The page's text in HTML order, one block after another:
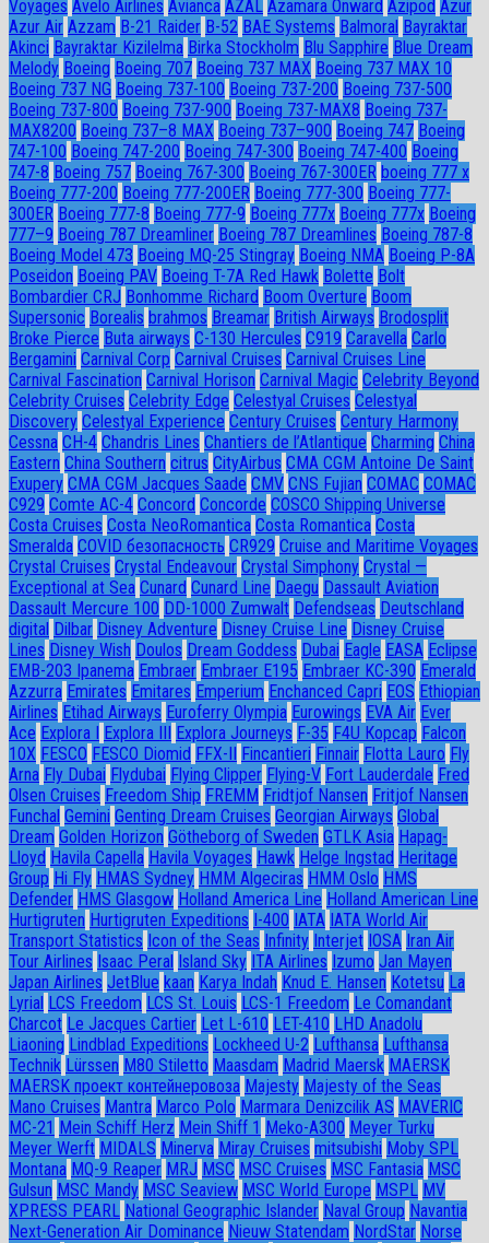
Voyages Avelo Airlines Avianca AZAL Azamara Onward Azipod Azur
Azur Air Azzam B-21 Raider B-52 BAE Systems Balmoral Bayraktar
Akinci Bayraktar Kizilelma Birka Stockholm Blu Sapphire Blue Dream
Melody Boeing Boeing 707 Boeing 737 MAX Boeing 737 MAX 10
Boeing 737 NG Boeing 737-100 Boeing 737-200 Boeing 737-500
Boeing 737-800 Boeing 737-900 Boeing 737-MAX8 Boeing 737-
MAX8200 Boeing 737–8 MAX Boeing 737–900 Boeing 747 Boeing
747-100 Boeing 747-200 Boeing 747-300 Boeing 747-400 Boeing
747-8 Boeing 757 Boeing 767-300 Boeing 767-300ER boeing 777 x
Boeing 777-200 Boeing 777-200ER Boeing 777-300 Boeing 777-
300ER Boeing 777-8 Boeing 777-9 Boeing 777x Boeing 777х Boeing
777–9 Boeing 787 Dreamliner Boeing 787 Dreamlines Boeing 787-8
Boeing Model 473 Boeing MQ-25 Stingray Boeing NMA Boeing P-8A
Poseidon Boeing PAV Boeing T-7A Red Hawk Bolette Bolt
Bombardier CRJ Bonhomme Richard Boom Overture Boom
Supersonic Borealis brahmos Breamar British Airways Brodosplit
Broke Pierce Buta airways C-130 Hercules C919 Caravella Carlo
Bergamini Carnival Corp Carnival Cruises Carnival Cruises Line
Carnival Fascination Carnival Horison Carnival Magic Celebrity Beyond
Celebrity Cruises Celebrity Edge Celestyal Cruises Celestyal
Discovery Celestyal Experience Century Cruises Century Harmony
Cessna CH-4 Chandris Lines Chantiers de l’Atlantique Charming China
Eastern China Southern citrus CityAirbus CMA CGM Antoine De Saint
Exupery CMA CGM Jacques Saade CMV CNS Fujian COMAC COMAC
C929 Comte AC-4 Concord Concorde COSCO Shipping Universe
Costa Cruises Costa NeoRomantica Costa Romantica Costa
Smeralda COVID безопасность CR929 Cruise and Maritime Voyages
Crystal Cruises Crystal Endeavour Crystal Simphony Crystal —
Exceptional at Sea Cunard Cunard Line Daegu Dassault Aviation
Dassault Mercure 100 DD-1000 Zumwalt Defendseas Deutschland
digital Dilbar Disney Adventure Disney Cruise Line Disney Cruise
Lines Disney Wish Doulos Dream Goddess Dubai Eagle EASA Eclipse
EMB-203 Ipanema Embraer Embraer E195 Embraer KC-390 Emerald
Azzurra Emirates Emitares Emperium Enchanced Capri EOS Ethiopian
Airlines Etihad Airways Euroferry Olympia Eurowings EVA Air Ever
Ace Explora I Explora III Explora Journeys F-35 F4U Корсар Falcon
10X FESCO FESCO Diomid FFX-II Fincantieri Finnair Flotta Lauro Fly
Arna Fly Dubai Flydubai Flying Clipper Flying-V Fort Lauderdale Fred
Olsen Cruises Freedom Ship FREMM Fridtjof Nansen Fritjof Nansen
Funchal Gemini Genting Dream Cruises Georgian Airways Global
Dream Golden Horizon Götheborg of Sweden GTLK Asia Hapag-
Lloyd Havila Capella Havila Voyages Hawk Helge Ingstad Heritage
Group Hi Fly HMAS Sydney HMM Algeciras HMM Oslo HMS
Defender HMS Glasgow Holland America Line Holland American Line
Hurtigruten Hurtigruten Expeditions I-400 IATA IATA World Air
Transport Statistics Icon of the Seas Infinity Interjet IOSA Iran Air
Tour Airlines Isaac Peral Island Sky ITA Airlines Izumo Jan Mayen
Japan Airlines JetBlue kaan Karya Indah Knud E. Hansen Kotetsu La
Lyrial LCS Freedom LCS St. Louis LCS-1 Freedom Le Comandant
Charcot Le Jacques Cartier Let L-610 LET-410 LHD Anadolu
Liaoning Lindblad Expeditions Lockheed U-2 Lufthansa Lufthansa
Technik Lürssen M80 Stiletto Maasdam Madrid Maersk MAERSK
MAERSK проект контейнеровоза Majesty Majesty of the Seas
Mano Cruises Mantra Marco Polo Marmara Denizcilik AS MAVERIC
MC-21 Mein Schiff Herz Mein Shiff 1 Meko-A300 Meyer Turku
Meyer Werft MIDALS Minerva Miray Cruises mitsubishi Moby SPL
Montana MQ-9 Reaper MRJ MSC MSC Cruises MSC Fantasia MSC
Gulsun MSC Mandy MSC Seaview MSC World Europe MSPL MV
XPRESS PEARL National Geographic Islander Naval Group Navantia
Next-Generation Air Dominance Nieuw Statendam NordStar Norse